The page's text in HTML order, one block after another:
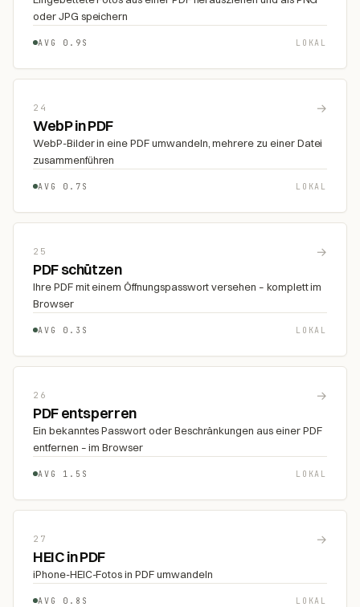
oder JPG speichern
AVG 0.9S LOKAL
24 →
WebP in PDF
WebP-Bilder in eine PDF umwandeln, mehrere zu einer Datei
zusammenführen
AVG 0.7S LOKAL
25 →
PDF schützen
Ihre PDF mit einem Öffnungspasswort versehen – komplett im
Browser
AVG 0.3S LOKAL
26 →
PDF entsperren
Ein bekanntes Passwort oder Beschränkungen aus einer PDF
entfernen – im Browser
AVG 1.5S LOKAL
27 →
HEIC in PDF
iPhone-HEIC-Fotos in PDF umwandeln
AVG 0.8S LOKAL